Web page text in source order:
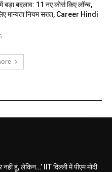
बड़ा बदलाव: 11 नए कोर्स किए लॉन्च,
मान्यता नियम सख्त, Career Hindi
नहीं हूं, लेकिन…’ IIT दिल्ली में पीएम मोदी